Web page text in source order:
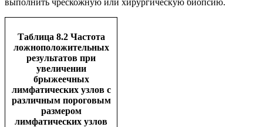
Таблица 8.2 Частота
ложноположительных
результатов при
увеличении
брыжеечных
лимфатических узлов с
различным пороговым
размером
лимфатических узлов